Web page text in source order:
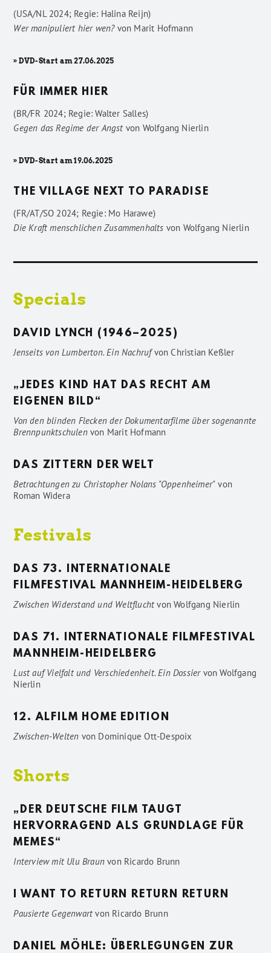
(USA/NL 2024; Regie: Halina Reijn)
Wer manipuliert hier wen?von Marit Hofmann
» DVD-Start am 27.06.2025
FÜR IMMER HIER
(BR/FR 2024; Regie: Walter Salles)
Gegen das Regime der Angstvon Wolfgang Nierlin
» DVD-Start am 19.06.2025
THE VILLAGE NEXT TO PARADISE
(FR/AT/SO 2024; Regie: Mo Harawe)
Die Kraft menschlichen Zusammenhalts von Wolfgang Nierlin
Specials
DAVID LYNCH (1946–2025)
Jenseits von Lumberton. Ein NachrufvonChristian Keßler
„JEDES KIND HAT DAS RECHT AM
EIGENEN BILD“
Von den blinden Flecken der Dokumentarfilme über sogenannte
Brennpunktschulenvon Marit Hofmann
DAS ZITTERN DER WELT
Betrachtungen zu Christopher Nolans "Oppenheimer" von
Roman Widera
Festivals
DAS 73. INTERNATIONALE
FILMFESTIVAL MANNHEIM-HEIDELBERG
Zwischen Widerstand und WeltfluchtvonWolfgang Nierlin
DAS 71. INTERNATIONALE FILMFESTIVAL
MANNHEIM-HEIDELBERG
Lust auf Vielfalt und Verschiedenheit. Ein DossiervonWolfgang
Nierlin
12. ALFILM HOME EDITION
Zwischen-Welten von Dominique Ott-Despoix
Shorts
„DER DEUTSCHE FILM TAUGT
HERVORRAGEND ALS GRUNDLAGE FÜR
MEMES“
Interview mit Ulu Braun von Ricardo Brunn
I WANT TO RETURN RETURN RETURN
Pausierte Gegenwartvon Ricardo Brunn
DANIEL MÖHLE: ÜBERLEGUNGEN ZUR